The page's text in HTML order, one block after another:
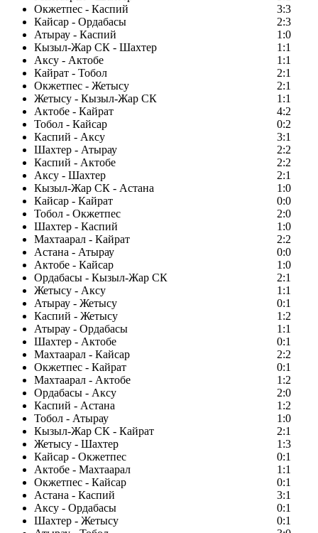
Окжетпес - Каспий
3:3
Кайсар - Ордабасы
2:3
Атырау - Каспий
1:0
Кызыл-Жар СК - Шахтер
1:1
Аксу - Актобе
1:1
Кайрат - Тобол
2:1
Окжетпес - Жетысу
2:1
Жетысу - Кызыл-Жар СК
1:1
Актобе - Кайрат
4:2
Тобол - Кайсар
0:2
Каспий - Аксу
3:1
Шахтер - Атырау
2:2
Каспий - Актобе
2:2
Аксу - Шахтер
2:1
Кызыл-Жар СК - Астана
1:0
Кайсар - Кайрат
0:0
Тобол - Окжетпес
2:0
Шахтер - Каспий
1:0
Махтаарал - Кайрат
2:2
Астана - Атырау
0:0
Актобе - Кайсар
1:0
Ордабасы - Кызыл-Жар СК
2:1
Жетысу - Аксу
1:1
Атырау - Жетысу
0:1
Каспий - Жетысу
1:2
Атырау - Ордабасы
1:1
Шахтер - Актобе
0:1
Махтаарал - Кайсар
2:2
Окжетпес - Кайрат
0:1
Махтаарал - Актобе
1:2
Ордабасы - Аксу
2:0
Каспий - Астана
1:2
Тобол - Атырау
1:0
Кызыл-Жар СК - Кайрат
2:1
Жетысу - Шахтер
1:3
Кайсар - Окжетпес
0:1
Актобе - Махтаарал
1:1
Окжетпес - Кайсар
0:1
Астана - Каспий
3:1
Аксу - Ордабасы
0:1
Шахтер - Жетысу
0:1